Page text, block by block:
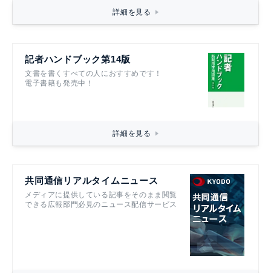
詳細を見る
記者ハンドブック第14版
文書を書くすべての人におすすめです！
電子書籍も発売中！
詳細を見る
共同通信リアルタイムニュース
メディアに提供している記事をそのまま閲覧
できる広報部門必見のニュース配信サービス